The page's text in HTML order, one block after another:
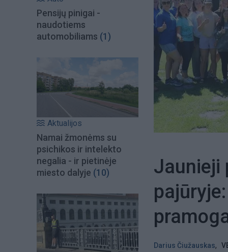
Pensijų pinigai -
naudotiems
automobiliams (1)
Aktualijos
Namai žmonėms su
psichikos ir intelekto
negalia - ir pietinėje
miesto dalyje (10)
Jaunieji
Darius Čiužauskas,